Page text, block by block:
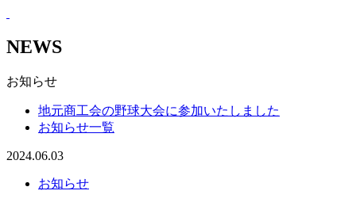
NEWS
お知らせ
地元商工会の野球大会に参加いたしました
お知らせ一覧
2024.06.03
お知らせ